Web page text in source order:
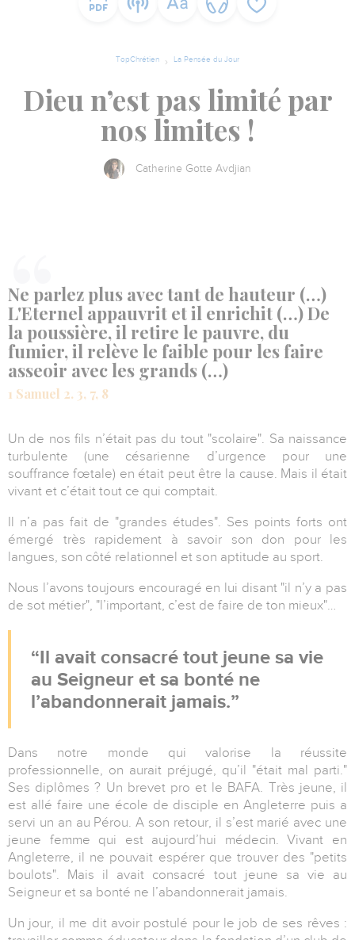
TopChrétien La Pensée du Jour
Dieu n’est pas limité par
nos limites !
Catherine Gotte Avdjian
Ne parlez plus avec tant de hauteur (…)
L'Eternel appauvrit et il enrichit (…) De
la poussière, il retire le pauvre, du
fumier, il relève le faible pour les faire
asseoir avec les grands (…)
1 Samuel 2. 3, 7, 8
Un de nos fils n’était pas du tout "scolaire". Sa naissance
turbulente (une césarienne d’urgence pour une
souffrance fœtale) en était peut être la cause. Mais il était
vivant et c’était tout ce qui comptait.
Il n’a pas fait de "grandes études". Ses points forts ont
émergé très rapidement à savoir son don pour les
langues, son côté relationnel et son aptitude au sport.
Nous l’avons toujours encouragé en lui disant "il n’y a pas
de sot métier", "l’important, c’est de faire de ton mieux"…
Il avait consacré tout jeune sa vie
au Seigneur et sa bonté ne
l’abandonnerait jamais.
Dans notre monde qui valorise la réussite
professionnelle, on aurait préjugé, qu’il "était mal parti."
Ses diplômes ? Un brevet pro et le BAFA. Très jeune, il
est allé faire une école de disciple en Angleterre puis a
servi un an au Pérou. A son retour, il s’est marié avec une
jeune femme qui est aujourd’hui médecin. Vivant en
Angleterre, il ne pouvait espérer que trouver des "petits
boulots". Mais il avait consacré tout jeune sa vie au
Seigneur et sa bonté ne l’abandonnerait jamais.
Un jour, il me dit avoir postulé pour le job de ses rêves :